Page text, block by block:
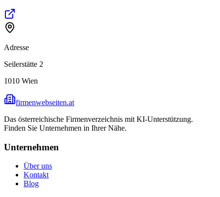
Adresse
Seilerstätte 2
1010 Wien
firmenwebseiten.at
Das österreichische Firmenverzeichnis mit KI-Unterstützung.
Finden Sie Unternehmen in Ihrer Nähe.
Unternehmen
Über uns
Kontakt
Blog